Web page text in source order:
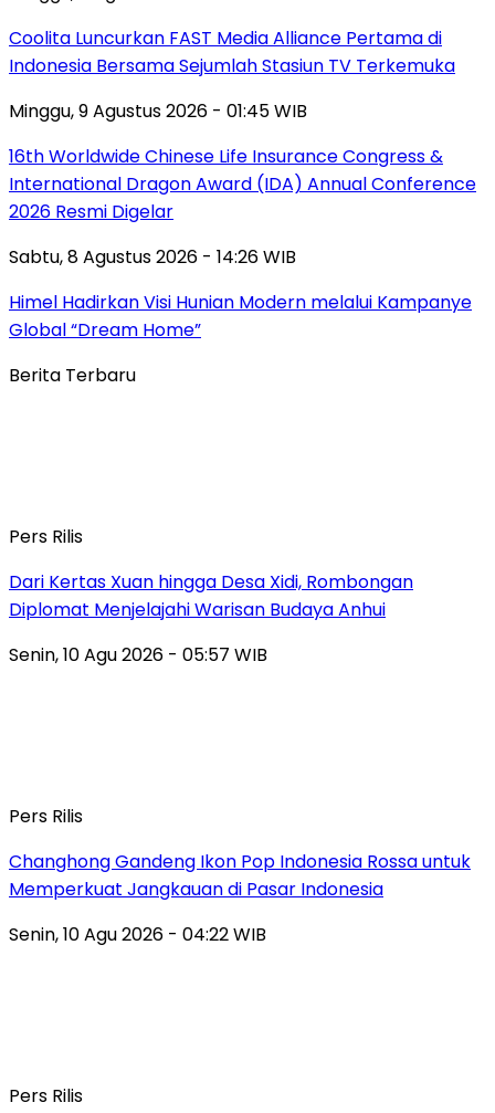
Coolita Luncurkan FAST Media Alliance Pertama di
Indonesia Bersama Sejumlah Stasiun TV Terkemuka
Minggu, 9 Agustus 2026 - 01:45 WIB
16th Worldwide Chinese Life Insurance Congress &
International Dragon Award (IDA) Annual Conference
2026 Resmi Digelar
Sabtu, 8 Agustus 2026 - 14:26 WIB
Himel Hadirkan Visi Hunian Modern melalui Kampanye
Global “Dream Home”
Berita Terbaru
Pers Rilis
Dari Kertas Xuan hingga Desa Xidi, Rombongan
Diplomat Menjelajahi Warisan Budaya Anhui
Senin, 10 Agu 2026 - 05:57 WIB
Pers Rilis
Changhong Gandeng Ikon Pop Indonesia Rossa untuk
Memperkuat Jangkauan di Pasar Indonesia
Senin, 10 Agu 2026 - 04:22 WIB
Pers Rilis